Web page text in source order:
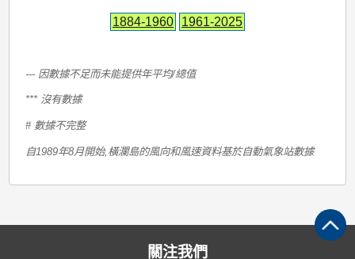
1884-1960 1961-2025
--- 因數據不足而未能提供年平均/總值
*** 沒有數據
# 數據不完整
自1989年8月開始,橫瀾島的風向和風速資料基於自動氣象站數據
關注我們